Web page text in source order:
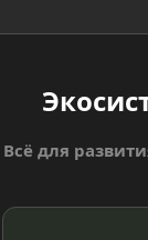
Всё для